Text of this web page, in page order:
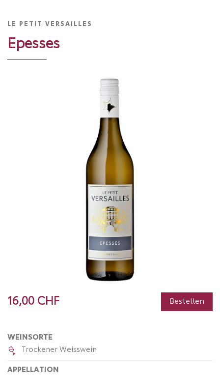
LE PETIT VERSAILLES
Epesses
16,00 CHF Bestellen
WEINSORTE
Trockener Weisswein
APPELLATION